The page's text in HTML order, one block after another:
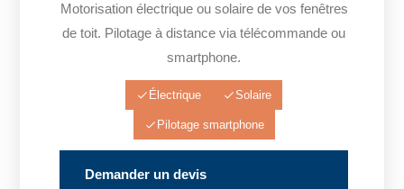
Motorisation électrique ou solaire de vos fenêtres
de toit. Pilotage à distance via télécommande ou
smartphone.
Électrique Solaire
Pilotage smartphone
Demander un devis